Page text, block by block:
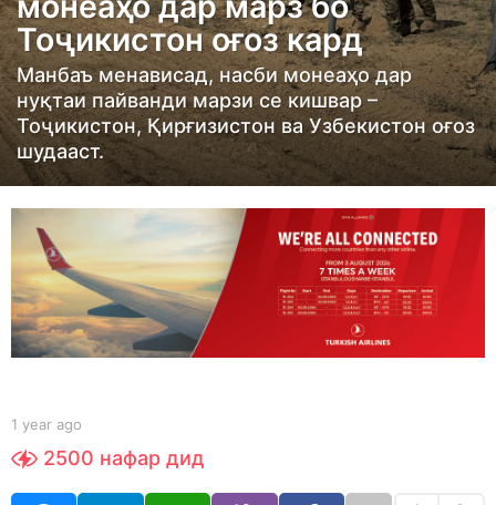
r
a
g
o
1
y
e
g
o
Тоҷикистон оғоз кард
Манбаъ менависад, насби монеаҳо дар
нуқтаи пайванди марзи се кишвар –
Тоҷикистон, Қирғизистон ва Узбекистон оғоз
шудааст.
b
S
h
1 year ago
y
e
2500 нафар дид